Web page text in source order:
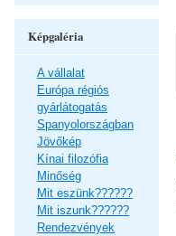
Képgaléria
A vállalat
Európa régiós
gyárlátogatás
Spanyolországban
Jövőkép
Kínai filozófia
Minőség
Mit eszünk??????
Mit iszunk??????
Rendezvények